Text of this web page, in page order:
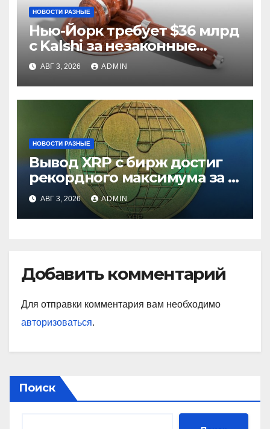
НОВОСТИ РАЗНЫЕ
Нью-Йорк требует $36 млрд
с Kalshi за незаконные
ставки
АВГ 3, 2026 ADMIN
НОВОСТИ РАЗНЫЕ
Вывод XRP с бирж достиг
рекордного максимума за 5
летАВГ 3, 2026 ADMIN
Добавить комментарий
Для отправки комментария вам необходимо
авторизоваться.
Поиск